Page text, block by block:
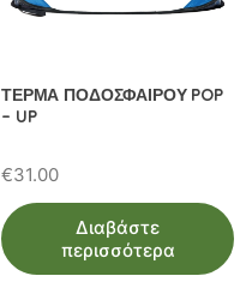
ΤΕΡΜΑ ΠΟΔΟΣΦΑΙΡΟΥ POP
– UP
€31.00
Διαβάστε
περισσότερα